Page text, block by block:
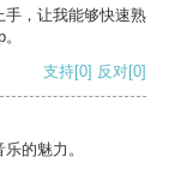
手，让我能够快速熟
支持[0] 反对[0]
的魅力。